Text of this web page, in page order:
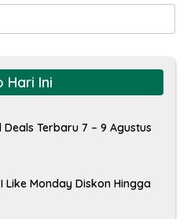
Hari Ini
Terbaru 7 – 9 Agustus
Like Monday Diskon Hingga